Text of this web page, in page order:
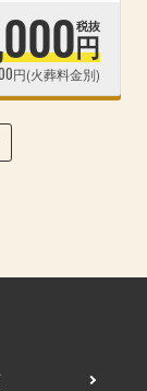
円
税抜
円(火葬料金別)